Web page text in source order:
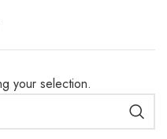
your selection.